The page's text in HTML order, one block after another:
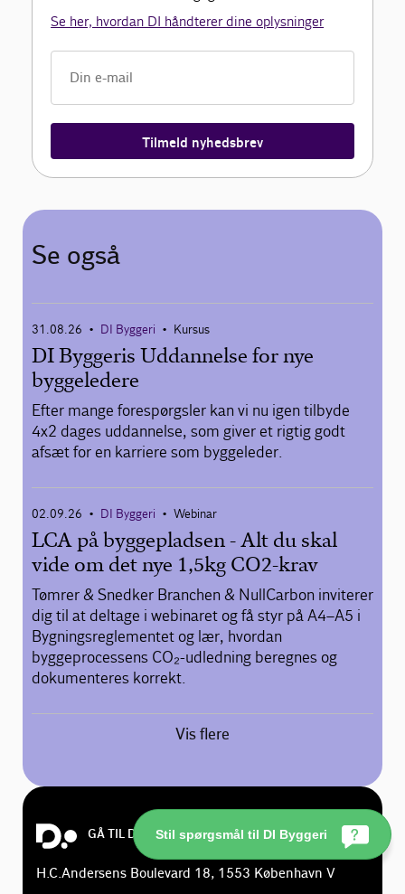
Se her, hvordan DI håndterer dine oplysninger
Tilmeld nyhedsbrev
Se også
31.08.26 • DI Byggeri • Kursus
DI Byggeris Uddannelse for nye
byggeledere
Efter mange forespørgsler kan vi nu igen tilbyde
4x2 dages uddannelse, som giver et rigtig godt
afsæt for en karriere som byggeleder.
02.09.26 • DI Byggeri • Webinar
LCA på byggepladsen - Alt du skal
vide om det nye 1,5kg CO2-krav
Tømrer & Snedker Branchen & NullCarbon inviterer
dig til at deltage i webinaret og få styr på A4–A5 i
Bygningsreglementet og lær, hvordan
byggeprocessens CO₂-udledning beregnes og
dokumenteres korrekt.
Vis flere
GÅ TIL DI.DK
H.C.Andersens Boulevard 18, 1553 København V
Stil spørgsmål til DI Byggeri